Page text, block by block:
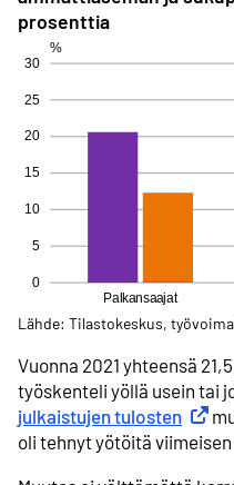
prosenttia
Lähde: Tilastokeskus,
Vuonna 2021 yhteensä
työskenteli yöllä usein tai
julkaistujen tulosten
oli tehnyt yötöitä